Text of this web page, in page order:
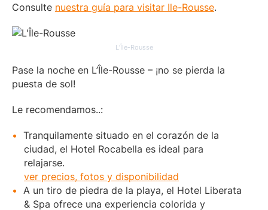
Consulte nuestra guía para visitar Ile-Rousse.
L’Île-Rousse
Pase la noche en L’Île-Rousse – ¡no se pierda la
puesta de sol!
Le recomendamos..:
Tranquilamente situado en el corazón de la
ciudad, el Hotel Rocabella es ideal para
relajarse.
ver precios, fotos y disponibilidad
A un tiro de piedra de la playa, el Hotel Liberata
& Spa ofrece una experiencia colorida y